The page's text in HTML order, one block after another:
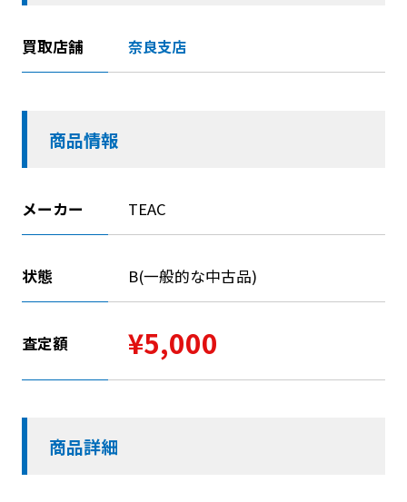
買取店舗 奈良支店
商品情報
メーカー TEAC
状態 B(一般的な中古品)
査定額 ¥5,000
商品詳細